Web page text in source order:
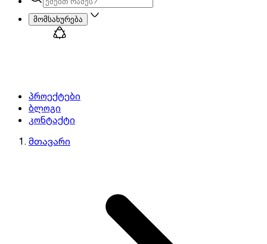
მომსახურება
პროექტები
ბლოგი
კონტაქტი
მთავარი